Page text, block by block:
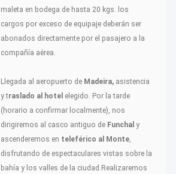
maleta en bodega de hasta 20 kgs. los
cargos por exceso de equipaje deberán ser
abonados directamente por el pasajero a la
compañía aérea.
Llegada al aeropuerto de Madeira, asistencia
y traslado al hotel elegido. Por la tarde
(horario a confirmar localmente), nos
dirigiremos al casco antiguo de Funchal y
ascenderemos en teleférico al Monte
disfrutando de espectaculares vistas sobre la
bahía y los valles de la ciudad.Realizaremos